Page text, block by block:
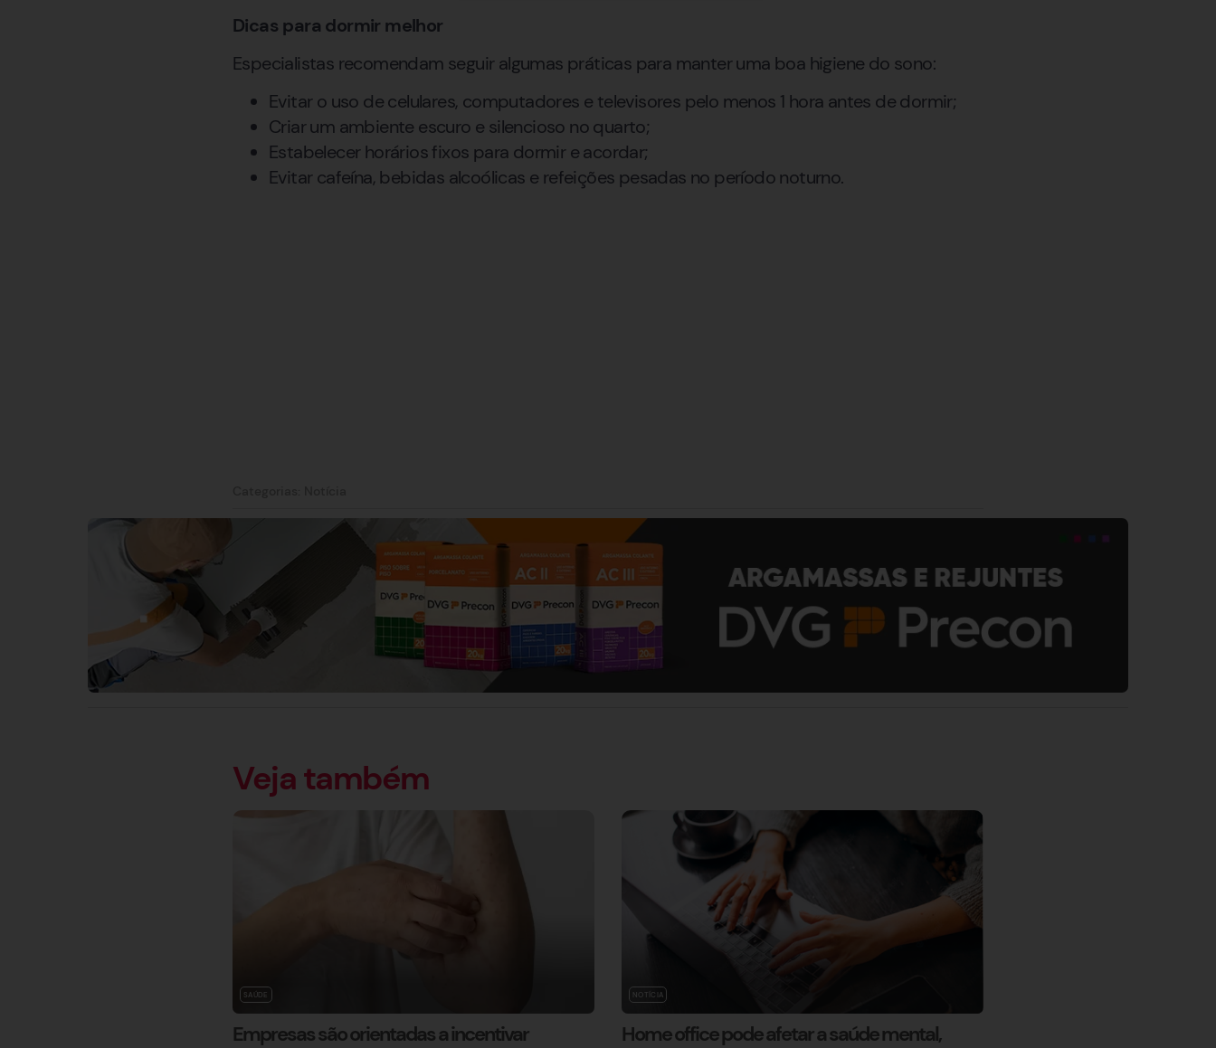
Dicas para dormir melhor
Especialistas recomendam seguir algumas práticas para manter uma boa higiene do sono:
Evitar o uso de celulares, computadores e televisores pelo menos 1 hora antes de dormir;
Criar um ambiente escuro e silencioso no quarto;
Estabelecer horários fixos para dormir e acordar;
Evitar cafeína, bebidas alcoólicas e refeições pesadas no período noturno.
Veja também
SAÚDE
Empresas são orientadas a incentivar
NOTÍCIA
Home office pode afetar a saúde mental,